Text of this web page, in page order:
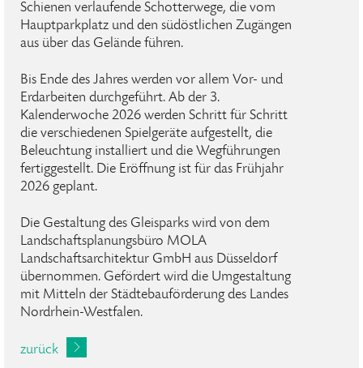
Schienen verlaufende Schotterwege, die vom
Hauptparkplatz und den südöstlichen Zugängen
aus über das Gelände führen.
Bis Ende des Jahres werden vor allem Vor- und
Erdarbeiten durchgeführt. Ab der 3.
Kalenderwoche 2026 werden Schritt für Schritt
die verschiedenen Spielgeräte aufgestellt, die
Beleuchtung installiert und die Wegführungen
fertiggestellt. Die Eröffnung ist für das Frühjahr
2026 geplant.
Die Gestaltung des Gleisparks wird von dem
Landschaftsplanungsbüro MOLA
Landschaftsarchitektur GmbH aus Düsseldorf
übernommen. Gefördert wird die Umgestaltung
mit Mitteln der Städtebauförderung des Landes
Nordrhein-Westfalen.
zurück